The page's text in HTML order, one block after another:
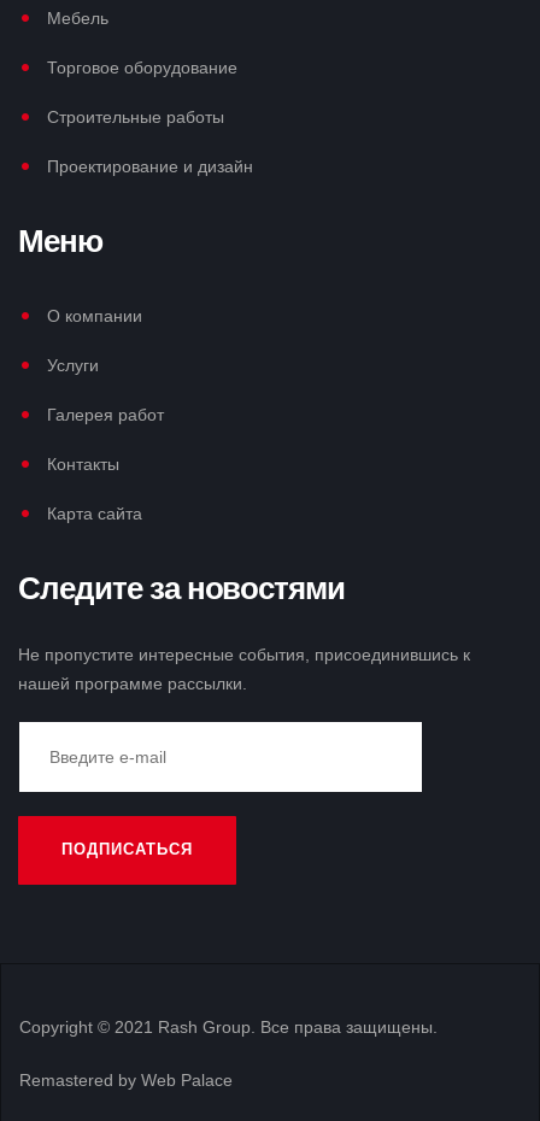
Мебель
Торговое оборудование
Строительные работы
Проектирование и дизайн
Меню
О компании
Услуги
Галерея работ
Контакты
Карта сайта
Следите за новостями
Не пропустите интересные события, присоединившись к
нашей программе рассылки.
Copyright © 2021 Rash Group. Все права защищены.
Remastered by Web Palace